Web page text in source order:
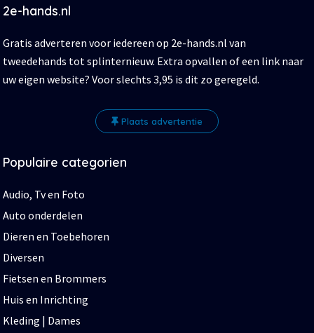
2e-hands.nl
Gratis adverteren voor iedereen op 2e-hands.nl van
tweedehands tot splinternieuw. Extra opvallen of een link naar
uw eigen website? Voor slechts 3,95 is dit zo geregeld.
Plaats advertentie
Populaire categorien
Audio, Tv en Foto
Auto onderdelen
Dieren en Toebehoren
Diversen
Fietsen en Brommers
Huis en Inrichting
Kleding | Dames